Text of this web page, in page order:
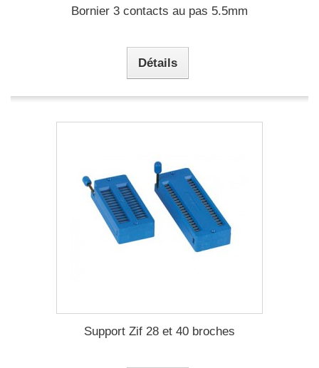
Bornier 3 contacts au pas 5.5mm
Détails
Support Zif 28 et 40 broches